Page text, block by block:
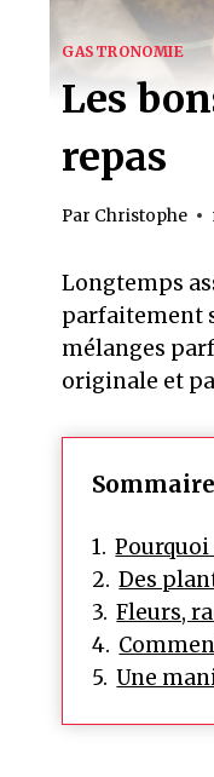
GASTRONOMIE
Les
repas
Par Christophe
Longtemps
parfaitement
mélanges
originale et
Sommaire
Des
Fleurs,
Une